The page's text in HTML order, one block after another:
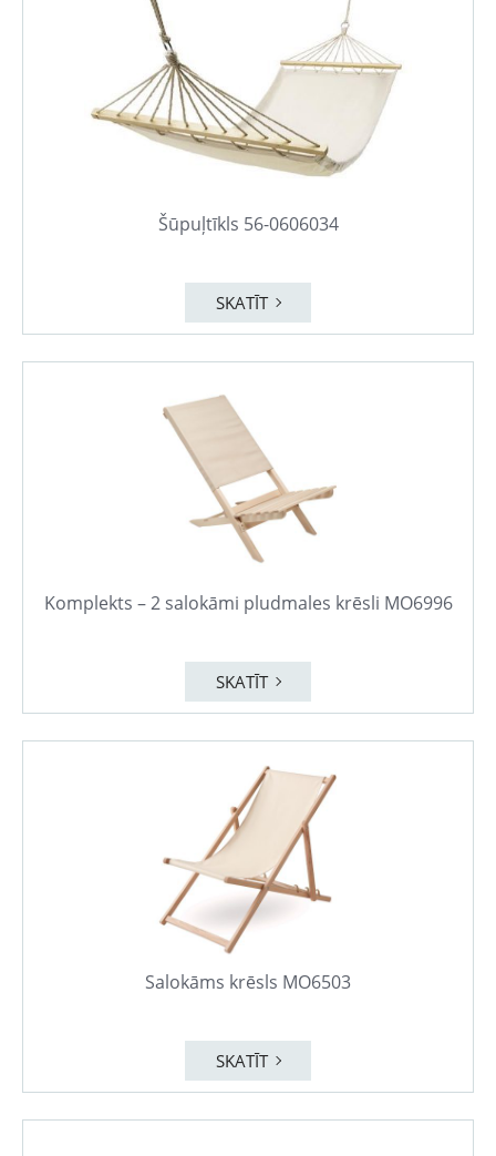
Šūpuļtīkls 56-0606034
SKATĪT
Komplekts – 2 salokāmi pludmales krēsli MO6996
SKATĪT
Salokāms krēsls MO6503
SKATĪT